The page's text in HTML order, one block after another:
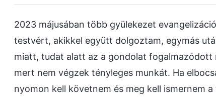
2023 májusában több gyülekezet
testvért, akikkel együtt dolgoztam, egymás
miatt, tudat alatt az a gondolat fogalmazódott
mert nem végzek tényleges munkát. Ha
nyomon kell követnem és meg kell ismernem